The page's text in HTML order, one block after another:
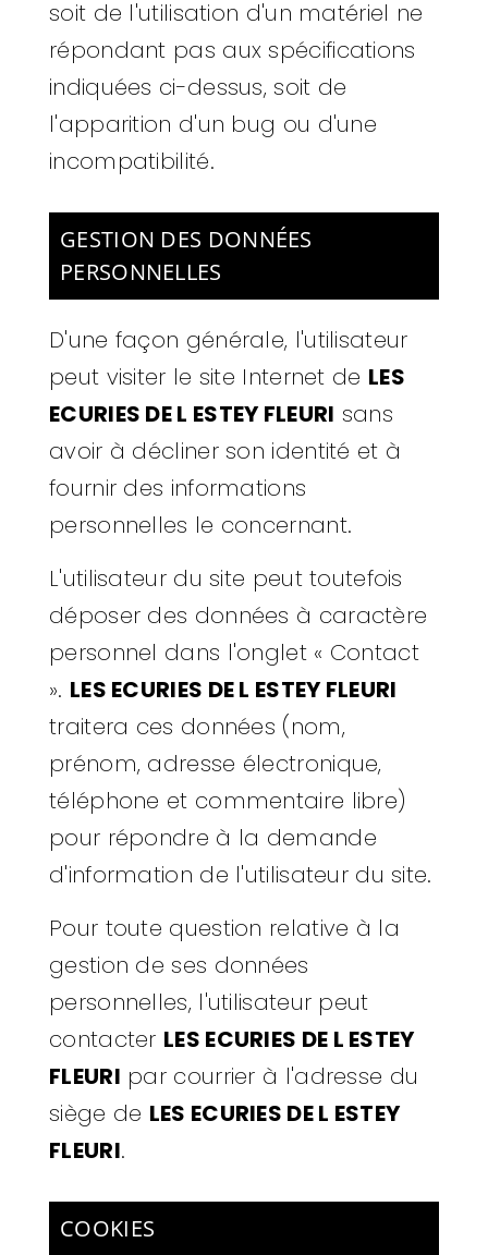
soit de l'utilisation d'un matériel ne
répondant pas aux spécifications
indiquées ci-dessus, soit de
l'apparition d'un bug ou d'une
incompatibilité.
GESTION DES DONNÉES
PERSONNELLES
D'une façon générale, l'utilisateur
peut visiter le site Internet de LES
ECURIES DE L ESTEY FLEURI sans
avoir à décliner son identité et à
fournir des informations
personnelles le concernant.
L'utilisateur du site peut toutefois
déposer des données à caractère
personnel dans l'onglet « Contact
». LES ECURIES DE L ESTEY FLEURI
traitera ces données (nom,
prénom, adresse électronique,
téléphone et commentaire libre)
pour répondre à la demande
d'information de l'utilisateur du site.
Pour toute question relative à la
gestion de ses données
personnelles, l'utilisateur peut
contacter LES ECURIES DE L ESTEY
FLEURI par courrier à l'adresse du
siège de LES ECURIES DE L ESTEY
FLEURI.
COOKIES